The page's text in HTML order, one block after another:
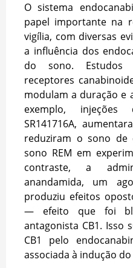
O sistema
papel importante na
vigília, com diversas
a influência dos
do sono. Estudos
receptores
modulam a duração e
exemplo, injeções
SR141716A,
reduziram o sono de
sono REM em
contraste, a
anandamida, um
produziu efeitos
— efeito que foi
antagonista CB1. Isso
CB1 pelo
associada à indução